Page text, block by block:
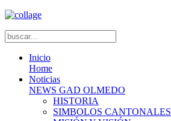
Inicio
Home
Noticias
NEWS GAD OLMEDO
HISTORIA
SIMBOLOS CANTONALES